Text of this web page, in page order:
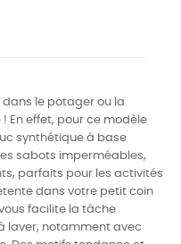
dans le potager ou la
En effet, pour ce modèle
synthétique à base
sabots imperméables,
parfaits pour les activités
dans votre petit coin
facilite la tâche
laver, notamment avec